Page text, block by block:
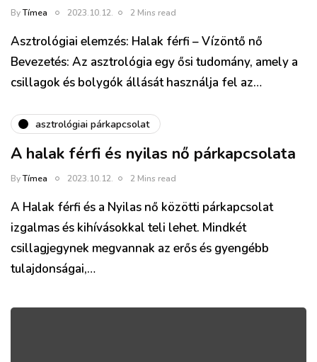
ByTímea 2023.10.12. 2 Mins read
Asztrológiai elemzés: Halak férfi – Vízöntő nő
Bevezetés: Az asztrológia egy ősi tudomány, amely a
csillagok és bolygók állását használja fel az…
asztrológiai párkapcsolat
A halak férfi és nyilas nő párkapcsolata
ByTímea 2023.10.12. 2 Mins read
A Halak férfi és a Nyilas nő közötti párkapcsolat
izgalmas és kihívásokkal teli lehet. Mindkét
csillagjegynek megvannak az erős és gyengébb
tulajdonságai,…